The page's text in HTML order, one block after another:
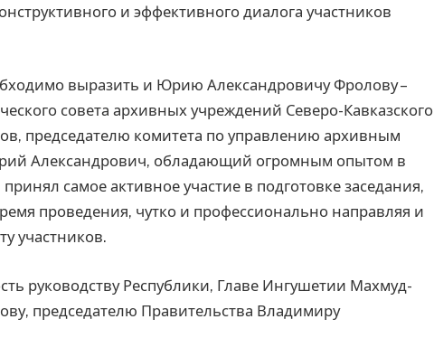
и эффективного диалога участников
выразить и Юрию Александровичу Фролову –
совета архивных учреждений Северо-Кавказского
председателю комитета по управлению архивным
Александрович, обладающий огромным опытом в
самое активное участие в подготовке заседания,
проведения, чутко и профессионально направляя и
участников.
руководству Республики, Главе Ингушетии Махмуд-
председателю Правительства Владимиру